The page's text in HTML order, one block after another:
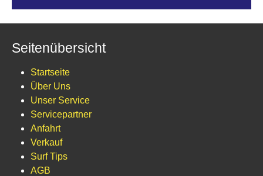
Seitenübersicht
Startseite
Über Uns
Unser Service
Servicepartner
Anfahrt
Verkauf
Surf Tips
AGB